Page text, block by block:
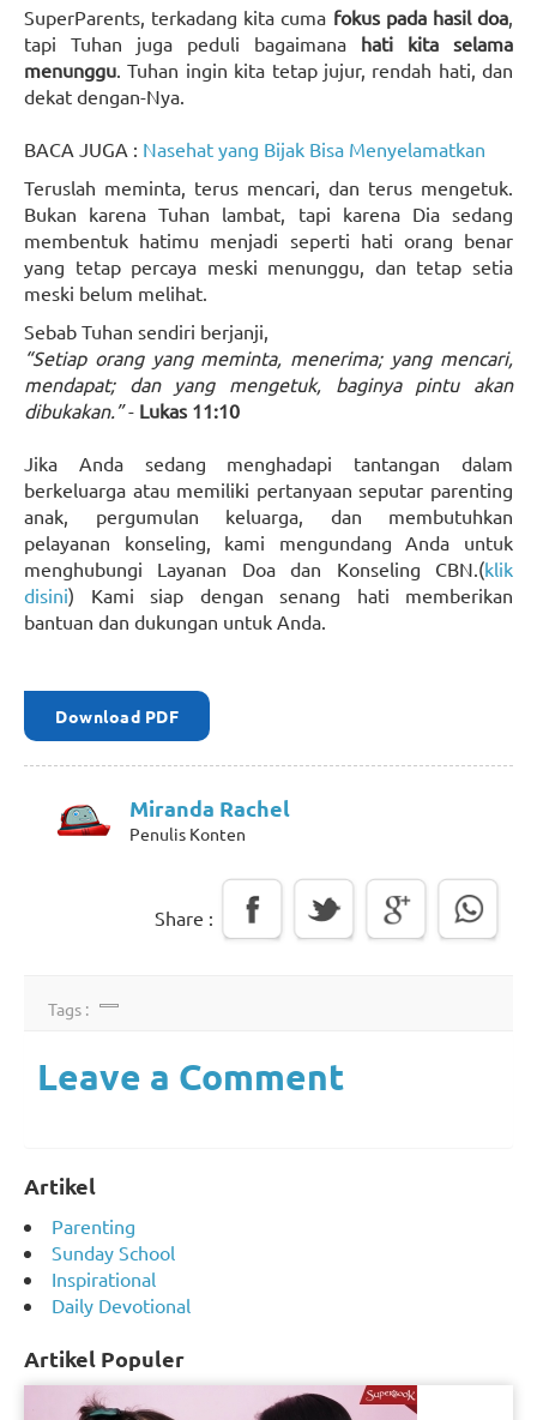
SuperParents, terkadang kita cuma fokus pada hasil doa,
tapi Tuhan juga peduli bagaimana hati kita selama
menunggu. Tuhan ingin kita tetap jujur, rendah hati, dan
dekat dengan-Nya.
BACA JUGA : Nasehat yang Bijak Bisa Menyelamatkan
Teruslah meminta, terus mencari, dan terus mengetuk.
Bukan karena Tuhan lambat, tapi karena Dia sedang
membentuk hatimu menjadi seperti hati orang benar
yang tetap percaya meski menunggu, dan tetap setia
meski belum melihat.
Sebab Tuhan sendiri berjanji,
“Setiap orang yang meminta, menerima; yang mencari,
mendapat; dan yang mengetuk, baginya pintu akan
dibukakan.”- Lukas 11:10
Jika Anda sedang menghadapi tantangan dalam
berkeluarga atau memiliki pertanyaan seputar parenting
anak, pergumulan keluarga, dan membutuhkan
pelayanan konseling, kami mengundang Anda untuk
menghubungi Layanan Doa dan Konseling CBN.(klik
disini) Kami siap dengan senang hati memberikan
bantuan dan dukungan untuk Anda.
Download PDF
Miranda Rachel
Penulis Konten
Share :
Tags :
Leave a Comment
Artikel
Parenting
Sunday School
Inspirational
Daily Devotional
Artikel Populer